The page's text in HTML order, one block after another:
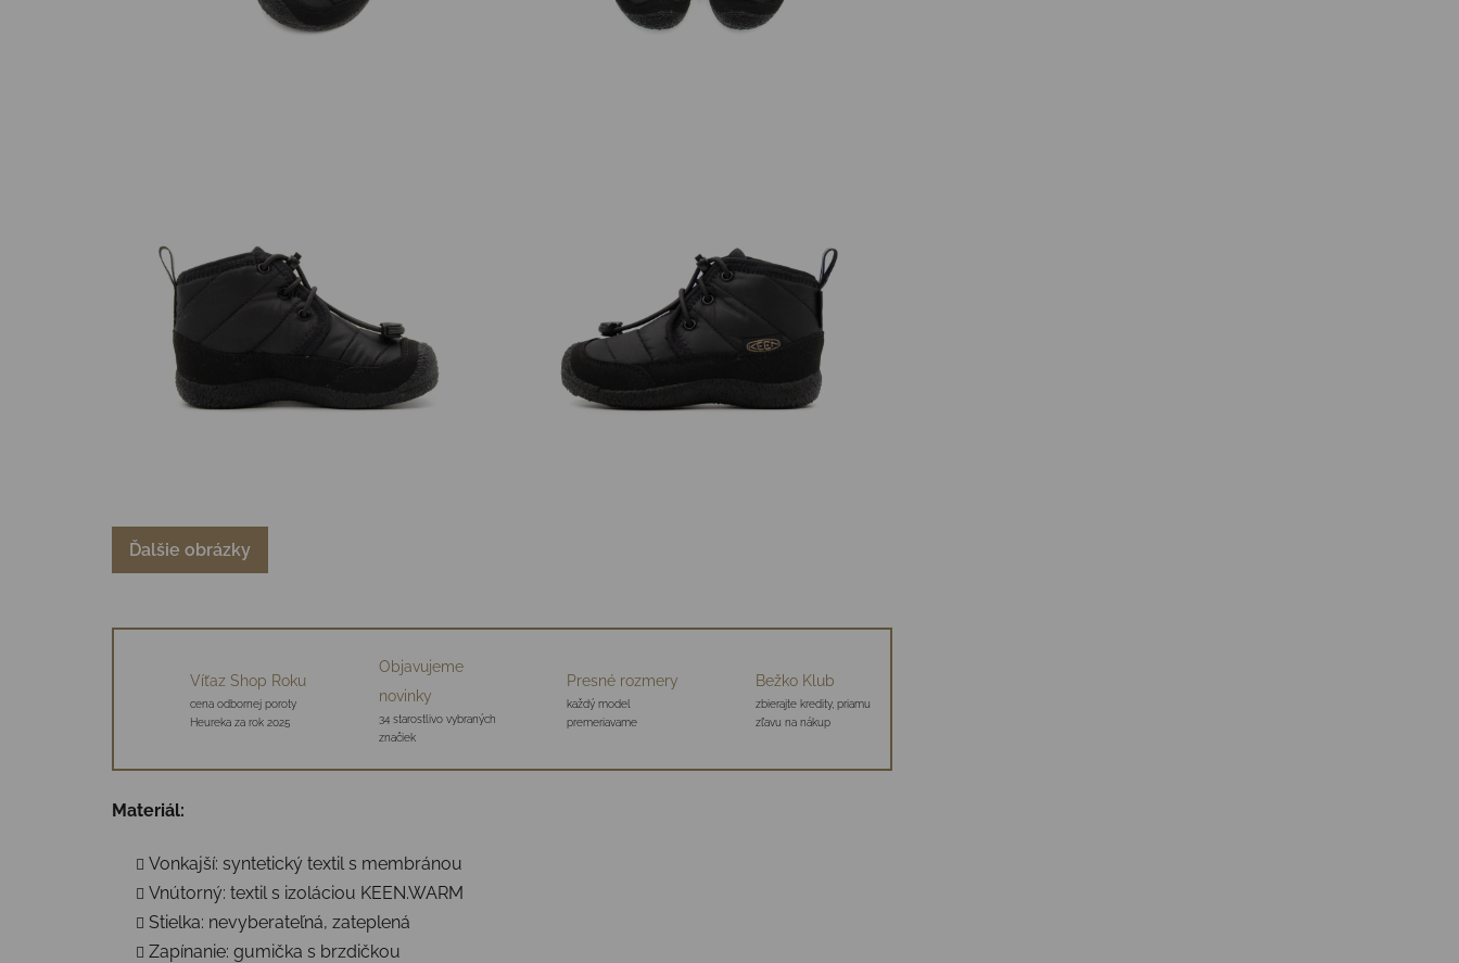
Ďalšie obrázky
Víťaz Shop Roku
cena odbornej poroty
Heureka za rok 2025
Objavujeme
novinky
34 starostlivo vybraných
značiek
Presné rozmery
každý model
premeriavame
Bežko Klub
zbierajte kredity, priamu
zľavu na nákup
Materiál:
Vonkajší: syntetický textil s membránou
Vnútorný: textil s izoláciou KEEN.WARM
Stielka: nevyberateľná, zateplená
Zapínanie: gumička s brzdičkou